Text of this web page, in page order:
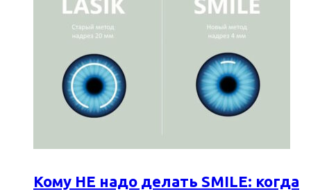
Кому НЕ надо делать SMILE: когда